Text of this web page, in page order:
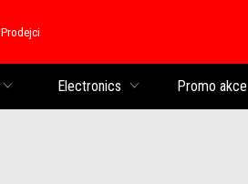
Prodejci
Prodejci
Electronics Promo akce